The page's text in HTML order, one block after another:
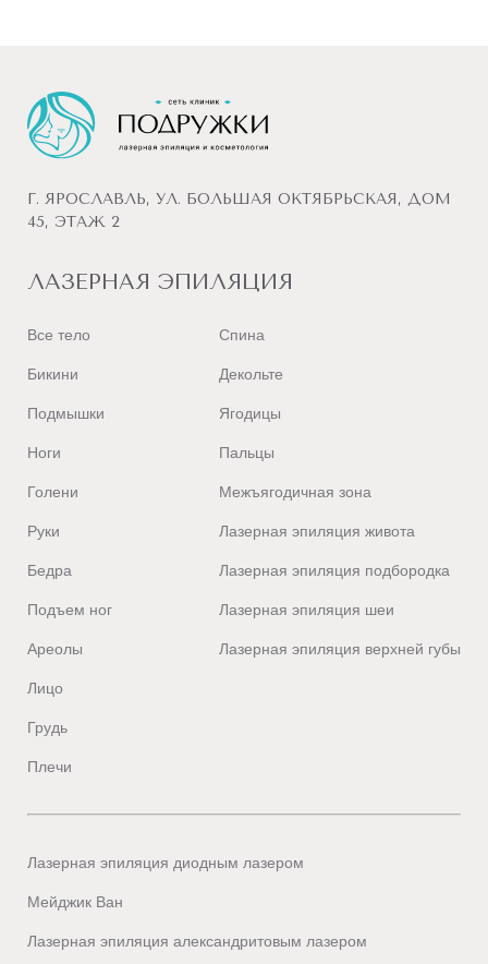
Г. ЯРОСЛАВЛЬ, УЛ. БОЛЬШАЯ ОКТЯБРЬСКАЯ, ДОМ
45, ЭТАЖ 2
ЛАЗЕРНАЯ ЭПИЛЯЦИЯ
Все тело
Бикини
Подмышки
Ноги
Голени
Руки
Бедра
Подъем ног
Ареолы
Лицо
Грудь
Плечи
Спина
Декольте
Ягодицы
Пальцы
Межъягодичная зона
Лазерная эпиляция живота
Лазерная эпиляция подбородка
Лазерная эпиляция шеи
Лазерная эпиляция верхней губы
Лазерная эпиляция диодным лазером
Мейджик Ван
Лазерная эпиляция александритовым лазером